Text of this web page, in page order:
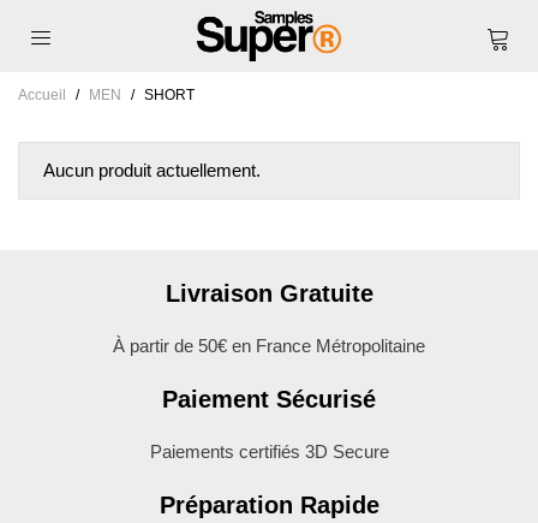
Accueil / MEN / SHORT
Aucun produit actuellement.
Livraison Gratuite
À partir de 50€ en France Métropolitaine
Paiement Sécurisé
Paiements certifiés 3D Secure
Préparation Rapide